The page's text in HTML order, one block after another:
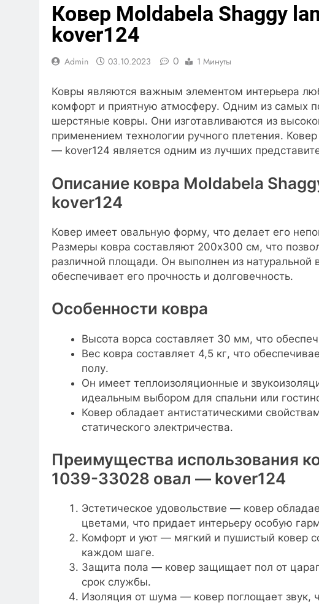
Ковер Moldabela Shaggy
kover124
Admin 03.10.2023 0 1 Минуты
Ковры являются важным элементом интерьера
комфорт и приятную атмосферу. Одним из самых
шерстяные ковры. Они изготавливаются из
применением технологии ручного плетения.
— kover124 является одним из лучших
Описание ковра Moldabela
kover124
Ковер имеет овальную форму, что делает его
Размеры ковра составляют 200х300 см, что
различной площади. Он выполнен из натуральной
обеспечивает его прочность и долговечность.
Особенности ковра
Высота ворса составляет 30 мм, что
Вес ковра составляет 4,5 кг, что
полу.
Он имеет теплоизоляционные и
идеальным выбором для спальни или
Ковер обладает антистатическими
статического электричества.
Преимущества использования
1039-33028 овал — kover124
Эстетическое удовольствие — ковер
цветами, что придает интерьеру особую
Комфорт и уют — мягкий и пушистый ковер
каждом шаге.
Защита пола — ковер защищает пол от
срок службы.
Изоляция от шума — ковер поглощает звук,